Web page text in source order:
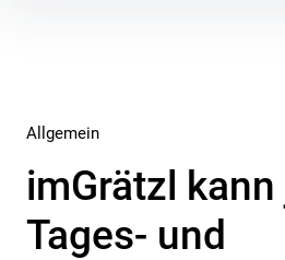
Allgemein
imGrätzl
Tages- und